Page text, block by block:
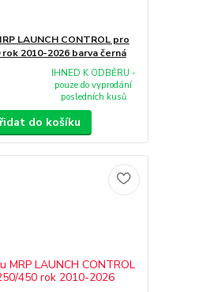
LAUNCH CONTROL pro
rok 2010-2026 barva černá
IHNED K ODBĚRU -
pouze do vyprodání
posledních kusů
do košíku